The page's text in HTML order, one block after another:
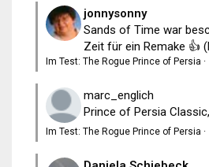
jonnysonny
Sands of Time war
Zeit für ein Remake 👍
Im Test: The Rogue Prince of Persia ·
marc_englich
Prince of Persia
Im Test: The Rogue Prince of Persia ·